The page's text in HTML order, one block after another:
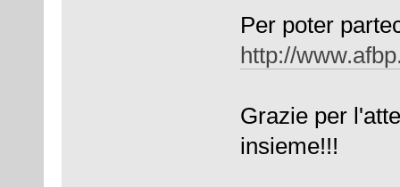
Per poter
http://
Grazie per
insieme!!!